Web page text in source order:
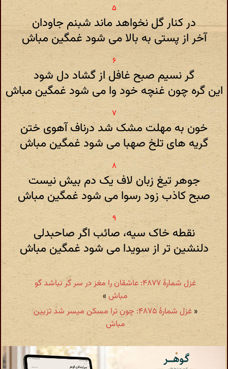
در کنار گل نخواهد ماند شبنم جاودان
آخر از پستی به بالا می شود غمگین مباش
گر نسیم صبح غافل از گشاد دل شود
این گره چون غنچه خود وا می شود غمگین مباش
خون به مهلت مشک شد درناف آهوی ختن
گریه های تلخ صهبا می شود غمگین مباش
جوهر تیغ زبان لاف یک دم بیش نیست
صبح کاذب زود رسوا می شود غمگین مباش
نقطه خاک سیه، صائب اگر صاحبدلی
دلنشین تر از سویدا می شود غمگین مباش
غزل شمارهٔ ۴۸۷۷: عاشقان را مغز در سر گر نباشد گو
مباش»
«
غزل شمارهٔ ۴۸۷۵: چون ترا مسکن میسر شد تزیین
مباش